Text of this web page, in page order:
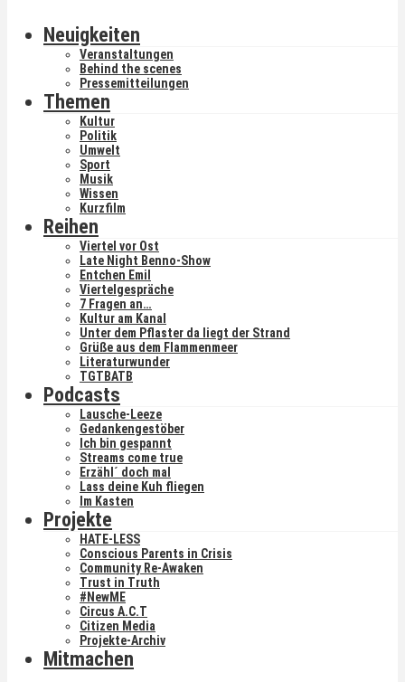
Neuigkeiten
Veranstaltungen
Behind the scenes
Pressemitteilungen
Themen
Kultur
Politik
Umwelt
Sport
Musik
Wissen
Kurzfilm
Reihen
Viertel vor Ost
Late Night Benno-Show
Entchen Emil
Viertelgespräche
7 Fragen an…
Kultur am Kanal
Unter dem Pflaster da liegt der Strand
Grüße aus dem Flammenmeer
Literaturwunder
TGTBATB
Podcasts
Lausche-Leeze
Gedankengestöber
Ich bin gespannt
Streams come true
Erzähl´ doch mal
Lass deine Kuh fliegen
Im Kasten
Projekte
HATE-LESS
Conscious Parents in Crisis
Community Re-Awaken
Trust in Truth
#NewME
Circus A.C.T
Citizen Media
Projekte-Archiv
Mitmachen